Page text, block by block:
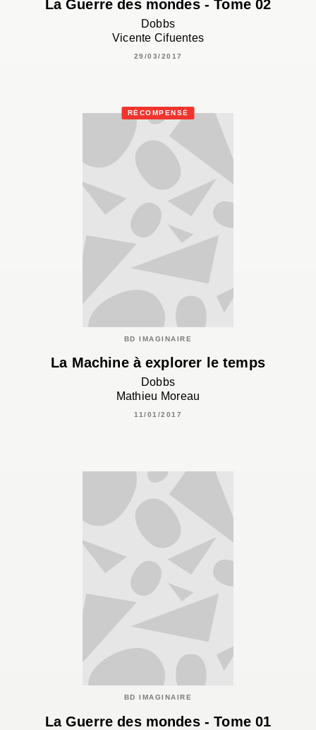
La Guerre des mondes - Tome 02
Dobbs
Vicente Cifuentes
29/03/2017
RÉCOMPENSÉ
BD IMAGINAIRE
La Machine à explorer le temps
Dobbs
Mathieu Moreau
11/01/2017
BD IMAGINAIRE
La Guerre des mondes - Tome 01